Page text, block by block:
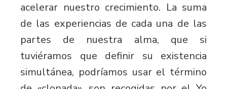
acelerar nuestro crecimiento. La suma
de las experiencias de cada una de las
partes de nuestra alma, que si
tuviéramos que definir su existencia
simultánea, podríamos usar el término